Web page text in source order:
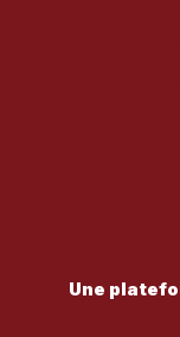
Une